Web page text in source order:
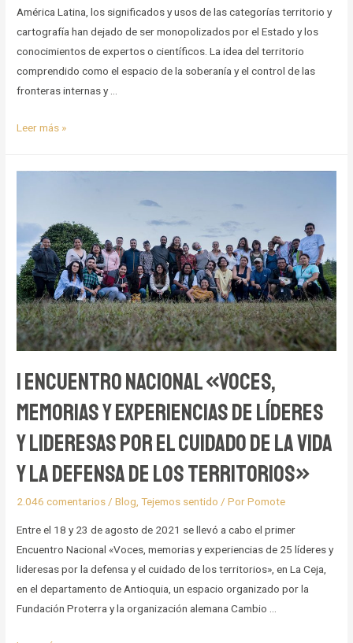
América Latina, los significados y usos de las categorías territorio y
cartografía han dejado de ser monopolizados por el Estado y los
conocimientos de expertos o científicos. La idea del territorio
comprendido como el espacio de la soberanía y el control de las
fronteras internas y …
Territorios
Leer más »
I Encuentro nacional «Voces,
memorias y experiencias de líderes
y lideresas por el cuidado de la vida
y la defensa de los territorios»
2.046 comentarios /Blog ,Tejemos sentido / PorPomote
Entre el 18 y 23 de agosto de 2021 se llevó a cabo el primer
Encuentro Nacional «Voces, memorias y experiencias de 25 líderes y
lideresas por la defensa y el cuidado de los territorios», en La Ceja,
en el departamento de Antioquia, un espacio organizado por la
Fundación Proterra y la organización alemana Cambio …